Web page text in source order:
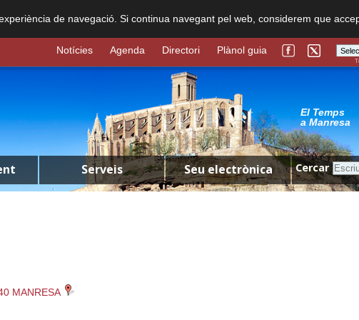
de navegació. Si continua navegant pel web, considerem que
Notícies Agenda Directori Plànol guia
El Temps
a Manresa
Serveis Seu electrònica Cercar
MANRESA